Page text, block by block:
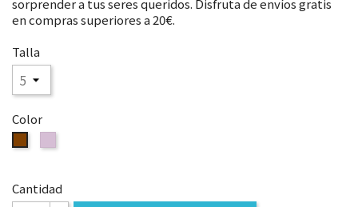
en compras superiores a 20€.
Talla
Color
Cantidad